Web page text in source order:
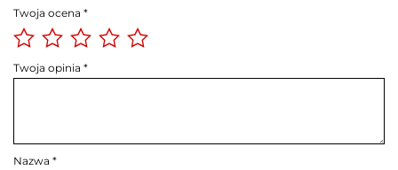
Twoja ocena *
Twoja opinia *
Nazwa *